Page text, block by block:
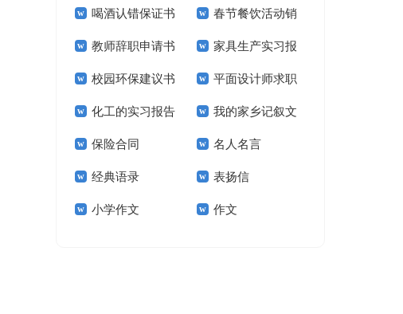
信 喝酒认错保证书 春节餐饮活动销
售工作计划
教师辞职申请书 家具生产实习报
告
校园环保建议书 平面设计师求职
信14篇
化工的实习报告 我的家乡记叙文
15篇
保险合同 名人名言
经典语录 表扬信
小学作文 作文